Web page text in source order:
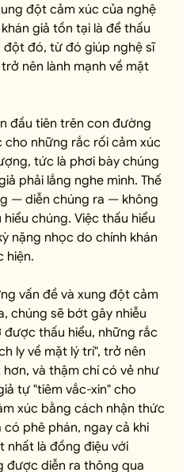
đột cảm xúc của nghệ
giả tồn tại là để thấu
đột đó, từ đó giúp nghệ sĩ
nên lành mạnh về mặt
đầu tiên trên con đường
những rắc rối cảm xúc
tức là phơi bày chúng
phải lắng nghe mình. Thế
— diễn chúng ra — không
chúng. Việc thấu hiểu
nặng nhọc do chính khán
hiện.
vấn đề và xung đột cảm
chúng sẽ bớt gây nhiễu
được thấu hiểu, những rắc
ly về mặt lý trí", trở nên
và thậm chí có vẻ như
tự "tiêm vắc-xin" cho
xúc bằng cách nhận thức
phê phán, ngay cả khi
nhất là đồng điệu với
được diễn ra thông qua